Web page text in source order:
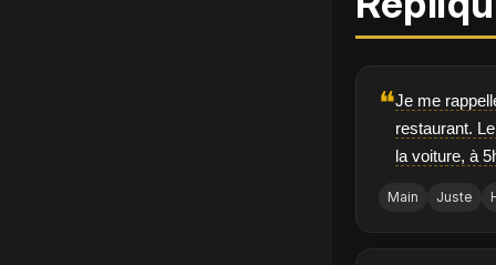
❝Je me
restaurant.
la voiture, à
Main Juste